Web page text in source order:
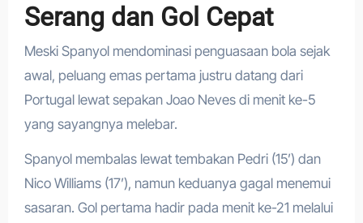
Serang dan Gol Cepat
Meski Spanyol mendominasi penguasaan bola sejak
awal, peluang emas pertama justru datang dari
Portugal lewat sepakan Joao Neves di menit ke-5
yang sayangnya melebar.
Spanyol membalas lewat tembakan Pedri (15’) dan
Nico Williams (17’), namun keduanya gagal menemui
sasaran. Gol pertama hadir pada menit ke-21 melalui